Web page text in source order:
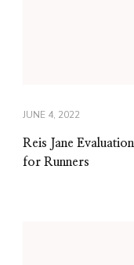
JUNE 4, 2022
Reis Jane Evaluation
for Runners